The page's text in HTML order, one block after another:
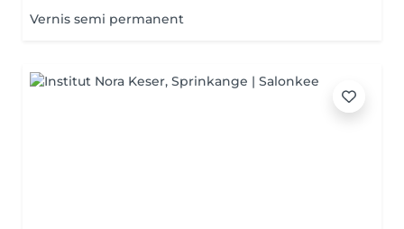
Vernis semi permanent